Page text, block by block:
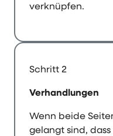
verknüpfen.
Schritt 2
Verhandlungen
Wenn beide
gelangt sind,